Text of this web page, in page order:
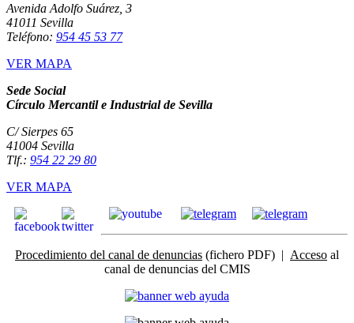
Avenida Adolfo Suárez, 3
41011 Sevilla
Teléfono: 954 45 53 77
VER MAPA
Sede Social
Círculo Mercantil e Industrial de Sevilla
C/ Sierpes 65
41004 Sevilla
Tlf.: 954 22 29 80
VER MAPA
Procedimiento del canal de denuncias (fichero PDF) | Acceso al
canal de denuncias del CMIS